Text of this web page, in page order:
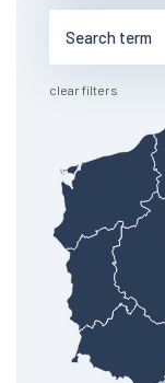
clear filters